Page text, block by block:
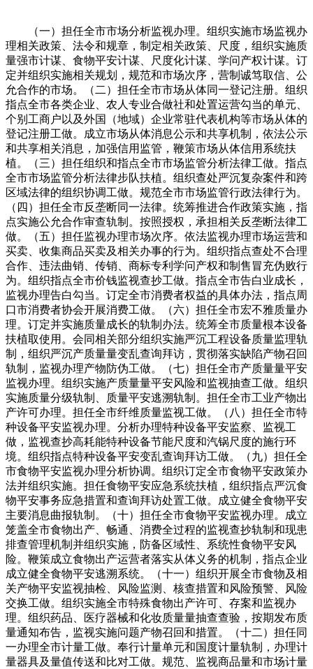
（一）担任全市市场分析监视办理。组织实施市场监视办
理相关政策、法令和规章，制定相关政策、尺度，组织实施质
量强市计谋、食物平安计谋、尺度化计谋、学问产权计谋。订
定并组织实施相关规划，规范和市场次序，营制诚笃取信、公
允合作的市场。（二）担任全市市场从体同一登记注册。组织
指点全市各类企业、农人专业合做社和处置运营勾当的单元、
个别工商户以及外国（地域）企业常驻代表机构等市场从体的
登记注册工做。成立市场从体消息公示和共享机制，依法公示
和共享相关消息，加强信用监管，鞭策市场从体信用系统扶
植。（三）担任组织和指点全市市场监管分析法律工做。指点
全市市场监管分析法律步队扶植。组织查处严沉复杂案件和跨
区域法律的组织协调工做。规范全市市场监管行政法律行为。
（四）担任全市反垄断同一法律。统筹推进合作政策实施，指
点实施公允合作审查轨制。按照授权，承担相关反垄断法律工
做。（五）担任监视办理市场次序。依法监视办理市场运营和
买卖、收集商品买卖及相关办事的行为。组织指点查处不合理
合作、违法曲销、传销、商标专利学问产权和制售冒充伪败行
为。组织指点全市价钱监视查抄工做。指点全市告白业成长，
监视办理告白勾当。订定全市消费者权益的具体办法，指点周
口市消费者协会开展消费工做。（六）担任全市宏不雅质量办
理。订定并实施质量成长的轨制办法。统筹全市质量根本设备
扶植取使用。会同相关部分组织实施严沉工程设备质量监理轨
制，组织严沉产质量量变乱查询拜访，贯彻落实缺陷产物召回
轨制，监视办理产物防伪工做。（七）担任全市产质量量平安
监视办理。组织实施产质量量平安风险和监视抽查工做。组织
实施质量分级轨制、质量平安逃溯轨制。担任全市工业产物出
产许可办理。担任全市纤维质量监视工做。（八）担任全市特
种设备平安监视办理。分析办理特种设备平安监察、监视工
做，监视查抄高耗能特种设备节能尺度和汽锅尺度的施行环
境。组织指点特种设备平安变乱查询拜访工做。（九）担任全
市食物平安监视办理分析协调。组织订定全市食物平安政策办
法并组织实施。担任食物平安应急系统扶植，组织指点严沉食
物平安事务应急措置和查询拜访处置工做。成立健全食物平安
主要消息曲报轨制。（十）担任全市食物平安监视办理。成立
笼盖全市食物出产、畅通、消费全过程的监视查抄轨制和现患
排查管理机制并组织实施，防备区域性、系统性食物平安风
险。鞭策成立食物出产运营者落实从体义务的机制，指点企业
成立健全食物平安逃溯系统。（十一）组织开展全市食物及相
关产物平安监视抽检、风险监测、核查措置和风险预警、风险
交换工做。组织实施全市特殊食物出产许可、存案和监视办
理。组织药品、医疗器械和化妆质量量抽查查验，按期发布质
量通知布告，监视实施问题产物召回和措置。（十二）担任同
一办理全市计量工做。奉行计量单元和国度计量轨制，办理计
量器具及量值传送和比对工做。规范、监视商品量和市场计量